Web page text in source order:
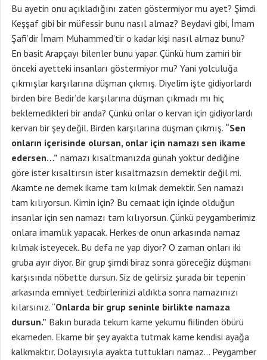
Bu ayetin onu açıkladığını zaten göstermiyor mu ayet? Şimdi
Keşşaf gibi bir müfessir bunu nasıl almaz? Beydavi gibi, İmam
Şafi’dir İmam Muhammed’tir o kadar kişi nasıl almaz bunu?
En basit Arapçayı bilenler bunu yapar. Çünkü hum zamiri bir
önceki ayetteki insanları göstermiyor mu? Yani yolculuğa
çıkmışlar karşılarına düşman çıkmış. Diyelim işte gidiyorlardı
birden bire Bedir’de karşılarına düşman çıkmadı mı hiç
beklemedikleri bir anda? Çünkü onlar o kervan için gidiyorlardı
kervan bir şey değil. Birden karşılarına düşman çıkmış. “Sen
onların içerisinde olursan, onlar için namazı sen ikame
edersen…” namazı kısaltmanızda günah yoktur dediğine
göre ister kısaltırsın ister kısaltmazsın demektir değil mi.
Akamte ne demek ikame tam kılmak demektir. Sen namazı
tam kılıyorsun. Kimin için? Bu cemaat için içinde olduğun
insanlar için sen namazı tam kılıyorsun. Çünkü peygamberimiz
onlara imamlık yapacak. Herkes de onun arkasında namaz
kılmak isteyecek. Bu defa ne yap diyor? O zaman onları iki
gruba ayır diyor. Bir grup şimdi biraz sonra göreceğiz düşmanı
karşısında nöbette dursun. Siz de gelirsiz şurada bir tepenin
arkasında emniyet tedbirlerinizi aldıkta sonra namazınızı
kılarsınız. “Onlarda bir grup seninle birlikte namaza
dursun.” Bakın burada tekum kame yekumu fiilinden öbürü
ekameden. Ekame bir şey ayakta tutmak kame kendisi ayağa
kalkmaktır. Dolayısıyla ayakta tuttukları namaz… Peygamber